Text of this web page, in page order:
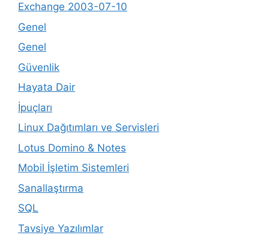
Exchange 2003-07-10
Genel
Genel
Güvenlik
Hayata Dair
İpuçları
Linux Dağıtımları ve Servisleri
Lotus Domino & Notes
Mobil İşletim Sistemleri
Sanallaştırma
SQL
Tavsiye Yazılımlar